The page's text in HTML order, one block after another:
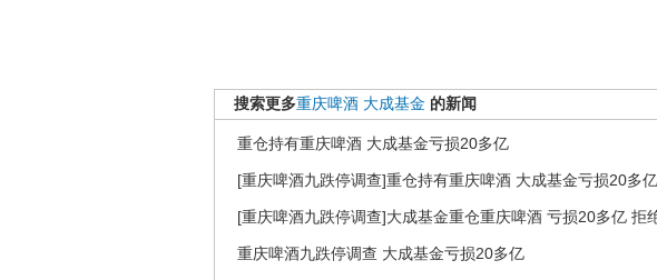
搜索更多重庆啤酒 大成基金 的新闻
重仓持有重庆啤酒 大成基金亏损20多亿
[重庆啤酒九跌停调查]重仓持有重庆啤酒 大成基金亏损20多亿
[重庆啤酒九跌停调查]大成基金重仓重庆啤酒 亏损20多亿 拒
重庆啤酒九跌停调查 大成基金亏损20多亿